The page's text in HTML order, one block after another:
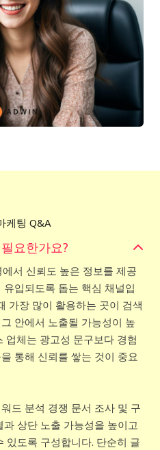
케팅 Q&A
요한가요?
서 신뢰도 높은 정보를 제공
입되도록 돕는 핵심 채널입
가장 많이 활용하는 곳이 검색
안에서 노출될 가능성이 높
업체는 광고성 문구보다 경험
통해 신뢰를 쌓는 것이 중요
드 분석 경쟁 문서 조사 및 구
상단 노출 가능성을 높이고
있도록 구성합니다. 단순히 글